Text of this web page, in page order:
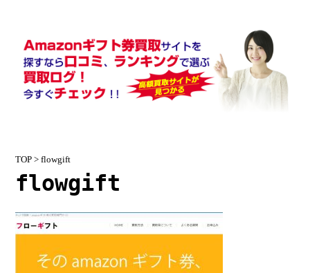
TOP > flowgift
flowgift